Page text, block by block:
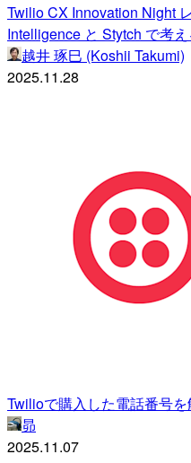
Twilio CX Innovation Night
Intelligence と Stytch で考
越井 琢巳 (Koshii Takumi)
2025.11.28
Twilioで購入した電話番号
昴
2025.11.07